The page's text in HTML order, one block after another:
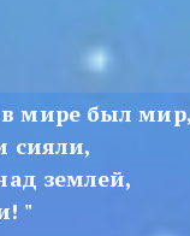
мире был мир,
сияли,
землей,
"